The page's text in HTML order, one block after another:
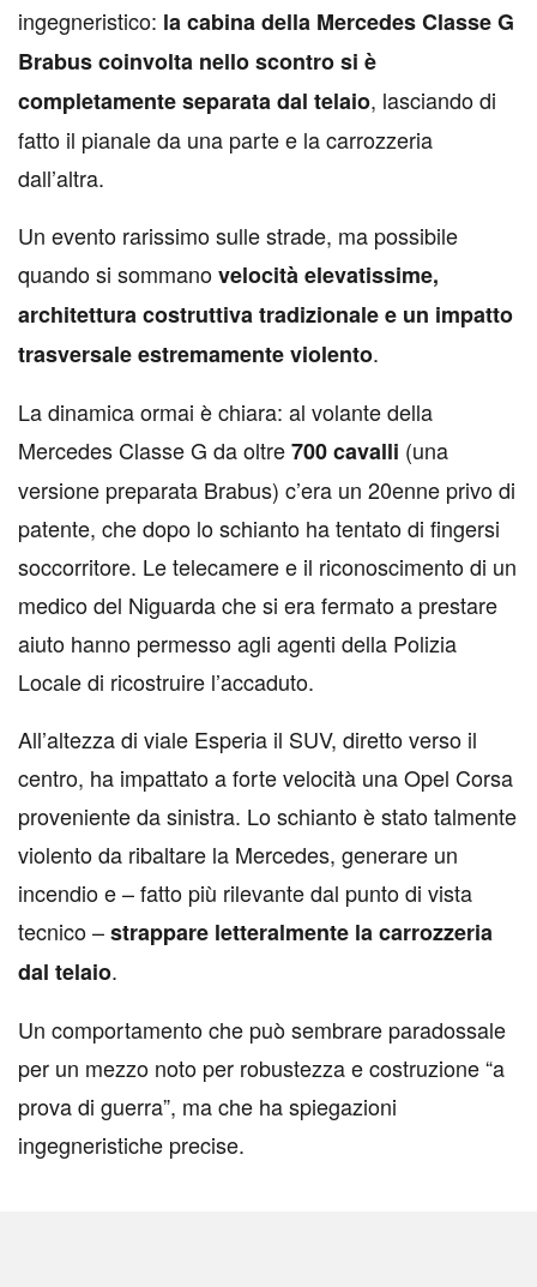
ingegneristico: la cabina della Mercedes Classe G
Brabus coinvolta nello scontro si è
completamente separata dal telaio, lasciando di
fatto il pianale da una parte e la carrozzeria
dall’altra.
Un evento rarissimo sulle strade, ma possibile
quando si sommanovelocità elevatissime,
architettura costruttiva tradizionale e un impatto
trasversale estremamente violento.
La dinamica ormai è chiara: al volante della
Mercedes Classe G da oltre700 cavalli (una
versione preparata Brabus) c’era un 20enne privo di
patente, che dopo lo schianto ha tentato di fingersi
soccorritore. Le telecamere e il riconoscimento di un
medico del Niguarda che si era fermato a prestare
aiuto hanno permesso agli agenti della Polizia
Locale di ricostruire l’accaduto.
All’altezza di viale Esperia il SUV, diretto verso il
centro, ha impattato a forte velocità una Opel Corsa
proveniente da sinistra. Lo schianto è stato talmente
violento da ribaltare la Mercedes, generare un
incendio e – fatto più rilevante dal punto di vista
tecnico –strappare letteralmente la carrozzeria
dal telaio.
Un comportamento che può sembrare paradossale
per un mezzo noto per robustezza e costruzione “a
prova di guerra”, ma che ha spiegazioni
ingegneristiche precise.